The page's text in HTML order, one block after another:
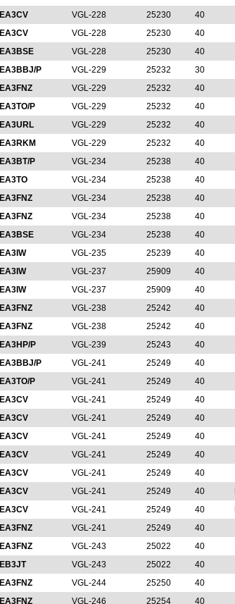
EA3CV
VGL-228 25230 40
EA3CV
VGL-228 25230 40
EA3BSE
VGL-228 25230 40
EA3BBJ/P
VGL-229 25232 30
EA3FNZ
VGL-229 25232 40
EA3TO/P
VGL-229 25232 40
EA3URL
VGL-229 25232 40
EA3RKM
VGL-229 25232 40
EA3BT/P
VGL-234 25238 40
EA3TO
VGL-234 25238 40
EA3FNZ
VGL-234 25238 40
EA3FNZ
VGL-234 25238 40
EA3BSE
VGL-234 25238 40
EA3IW
VGL-235 25239 40
EA3IW
VGL-237 25909 40
EA3IW
VGL-237 25909 40
EA3FNZ
VGL-238 25242 40
EA3FNZ
VGL-238 25242 40
EA3HP/P
VGL-239 25243 40
EA3BBJ/P
VGL-241 25249 40
EA3TO/P
VGL-241 25249 40
EA3CV
VGL-241 25249 40
EA3CV
VGL-241 25249 40
EA3CV
VGL-241 25249 40
EA3CV
VGL-241 25249 40
EA3CV
VGL-241 25249 40
EA3CV
VGL-241 25249 40
EA3CV
VGL-241 25249 40
EA3FNZ
VGL-241 25249 40
EA3FNZ
VGL-243 25022 40
EB3JT
VGL-243 25022 40
EA3FNZ
VGL-244 25250 40
EA3FNZ
VGL-246 25254 40